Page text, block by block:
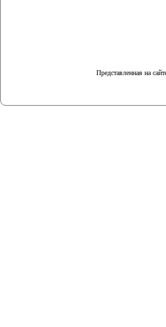
Представленная на